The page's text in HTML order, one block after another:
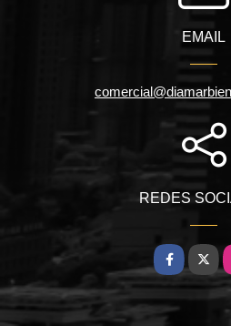
EMAIL
REDES
Facebook
X